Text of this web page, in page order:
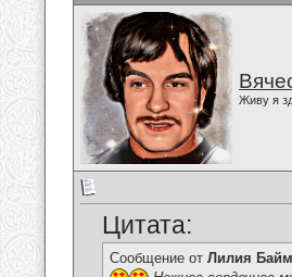
Живу я
Цитата:
Сообщение от Лилия